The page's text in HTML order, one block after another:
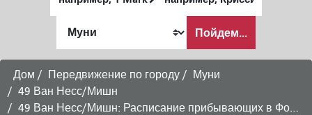
местоположение
окончания
хочу
путешествовать
Пойдем...
Дом Передвижение по городу
Муни
49 Ван Несс/Мишн
49 Ван Несс/Мишн: Расписание прибывающих в Форт Мейсон -